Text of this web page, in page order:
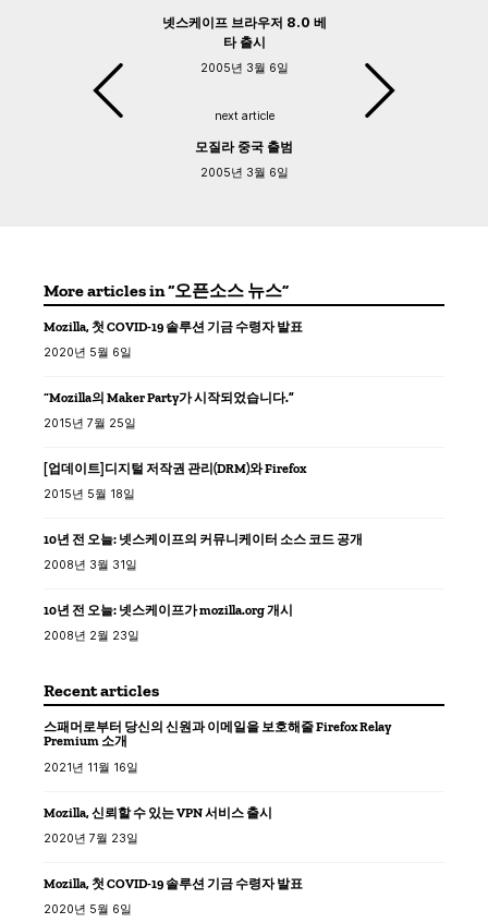
넷스케이프 브라우저 8.0 베
타 출시
2005년 3월 6일
next article
모질라 중국 출범
2005년 3월 6일
More articles in “오픈소스 뉴스”
Mozilla, 첫 COVID-19 솔루션 기금 수령자 발표
2020년 5월 6일
“Mozilla의 Maker Party가 시작되었습니다.”
2015년 7월 25일
[업데이트]디지털 저작권 관리(DRM)와 Firefox
2015년 5월 18일
10년 전 오늘: 넷스케이프의 커뮤니케이터 소스 코드 공개
2008년 3월 31일
10년 전 오늘: 넷스케이프가 mozilla.org 개시
2008년 2월 23일
Recent articles
스패머로부터 당신의 신원과 이메일을 보호해줄 Firefox Relay
Premium 소개
2021년 11월 16일
Mozilla, 신뢰할 수 있는 VPN 서비스 출시
2020년 7월 23일
Mozilla, 첫 COVID-19 솔루션 기금 수령자 발표
2020년 5월 6일